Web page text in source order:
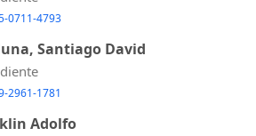
0711-4793
Santiago David
2961-1781
Adolfo